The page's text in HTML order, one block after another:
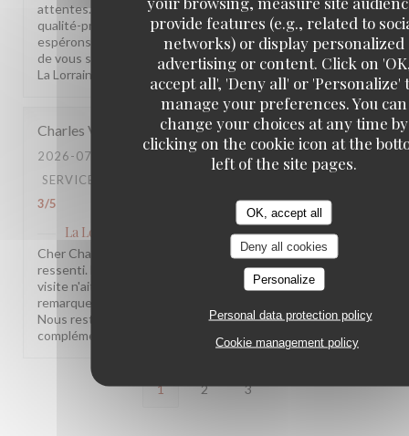
provide features (e.g., related to
networks) or display personalized
advertising or content. Click on
accept all', 'Deny all' or 'Personalize'
manage your preferences. You can
change your choices at any time by
clicking on the cookie icon at the
left of the site pages.
OK, accept all
Deny all cookies
Personalize
Personal data protection policy
Cookie management policy
attentes. Vos remarques sur l'ambiance et le rapport
qualité-prix sont notées et transmises à l'équipe. Nous
espérons avoir l'occasion de vous accueillir à nouveau et
de vous surprendre positivement. L'équipe de la Brasserie
La Lorraine
Charles V
2026-07-20
- 20:30 - GUESTS 4
SERVICE
3/5
La Lorraine
has replied to this review
Cher Charles, Merci d'avoir pris le temps de partager votre
ressenti. Nous sommes sincèrement désolés que votre
visite n'ait pas été à la hauteur de vos attentes. Vos
remarques sont précieuses et nous les prenons à cœur.
Nous restons à votre disposition pour tout échange
complémentaire. L'équipe de la Brasserie La Lorraine
1 2 3